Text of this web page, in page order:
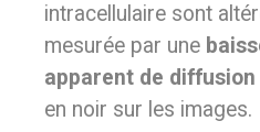
intracellulaire sont
mesurée par une
apparent de diffusion
en noir sur les images.